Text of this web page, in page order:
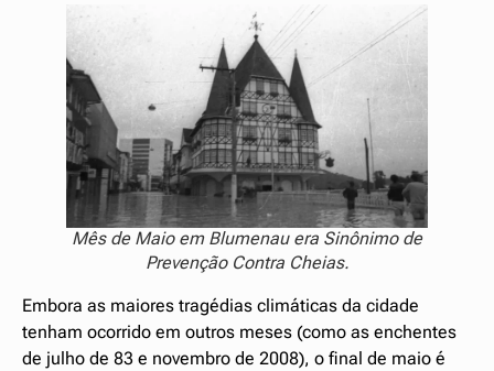
Mês de Maio em Blumenau era Sinônimo de
Prevenção Contra Cheias.
Embora as maiores tragédias climáticas da cidade
tenham ocorrido em outros meses (como as enchentes
de julho de 83 e novembro de 2008), o final de maio é